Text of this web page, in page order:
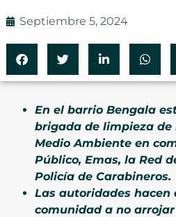
Septiembre 5, 2024
En el barrio Bengala
brigada de limpieza de
Medio Ambiente en
Público, Emas, la Red
Policía de Carabineros.
Las autoridades hacen
comunidad a no